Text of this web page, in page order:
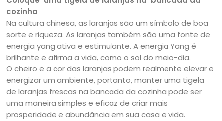
cozinha
Na cultura chinesa, as laranjas são um símbolo de boa
sorte e riqueza. As laranjas também são uma fonte de
energia yang ativa e estimulante. A energia Yang é
brilhante e afirma a vida, como o sol do meio-dia.
O cheiro e a cor das laranjas podem realmente elevar e
energizar um ambiente, portanto, manter uma tigela
de laranjas frescas na bancada da cozinha pode ser
uma maneira simples e eficaz de criar mais
prosperidade e abundância em sua casa e vida.